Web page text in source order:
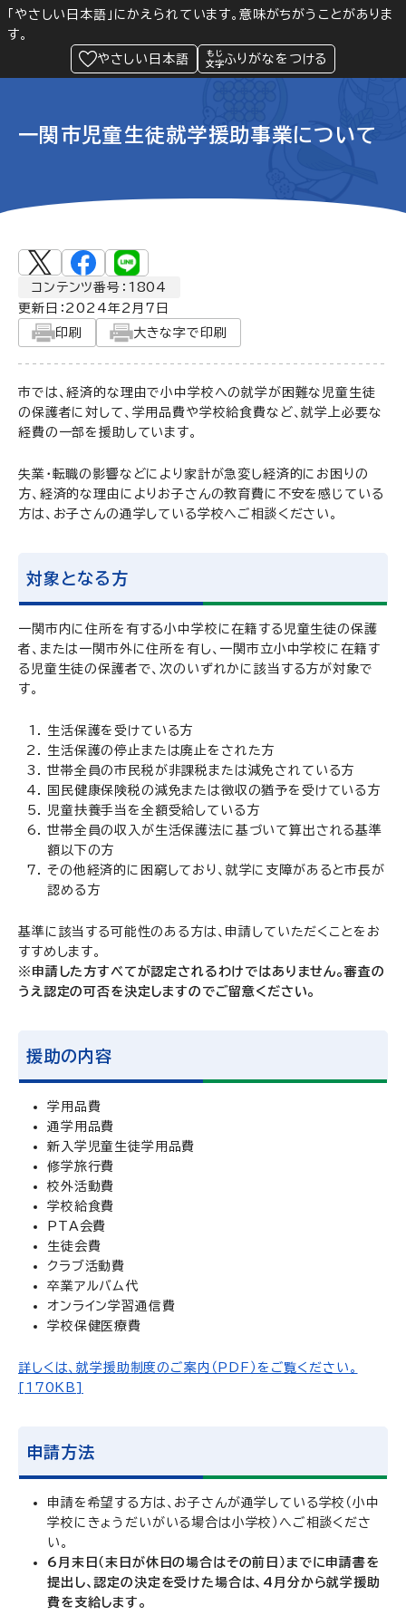
「やさしい日本語」にかえられています。意味がちがうことがありま
す。
やさしい日本語
ふりがなをつける
Language 閲覧支援
緊急情報
一関市児童生徒就学援助事業について
コンテンツ番号：1804
更新日： 2024年2月7日
印刷
大きな字で印刷
市では、経済的な理由で小中学校への就学が困難な児童生徒
の保護者に対して、学用品費や学校給食費など、就学上必要な
経費の一部を援助しています。
失業・転職の影響などにより家計が急変し経済的にお困りの
方、経済的な理由によりお子さんの教育費に不安を感じている
方は、お子さんの通学している学校へご相談ください。
対象となる方
一関市内に住所を有する小中学校に在籍する児童生徒の保護
者、または一関市外に住所を有し、一関市立小中学校に在籍す
る児童生徒の保護者で、次のいずれかに該当する方が対象で
す。
生活保護を受けている方
生活保護の停止または廃止をされた方
世帯全員の市民税が非課税または減免されている方
国民健康保険税の減免または徴収の猶予を受けている方
児童扶養手当を全額受給している方
世帯全員の収入が生活保護法に基づいて算出される基準
額以下の方
その他経済的に困窮しており、就学に支障があると市長が
認める方
基準に該当する可能性のある方は、申請していただくことをお
すすめします。
※申請した方すべてが認定されるわけではありません。審査の
うえ認定の可否を決定しますのでご留意ください。
援助の内容
学用品費
通学用品費
新入学児童生徒学用品費
修学旅行費
校外活動費
学校給食費
PTA会費
生徒会費
クラブ活動費
卒業アルバム代
オンライン学習通信費
学校保健医療費
詳しくは、就学援助制度のご案内（PDF）をご覧ください。
[170KB]
申請方法
申請を希望する方は、お子さんが通学している学校（小中
学校にきょうだいがいる場合は小学校）へご相談くださ
い。
6月末日（末日が休日の場合はその前日）までに申請書を
提出し、認定の決定を受けた場合は、4月分から就学援助
費を支給します。